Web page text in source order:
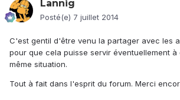
Lannig
Posté(e) 7 juillet 2014
C'est gentil d'être venu la partager avec les
pour que cela puisse servir éventuellement
même situation.
Tout à fait dans l'esprit du forum. Merci